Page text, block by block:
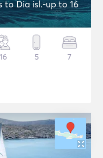
to Dia isl.-up to 16
16 5 7